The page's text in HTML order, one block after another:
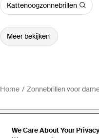
We Care About Your
Kattenoogzonnebrillen
Meer bekijken
Home Zonnebrillen voor